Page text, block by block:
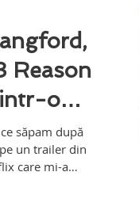
Reason
o
cu
săpam după
un trailer din
care mi-a